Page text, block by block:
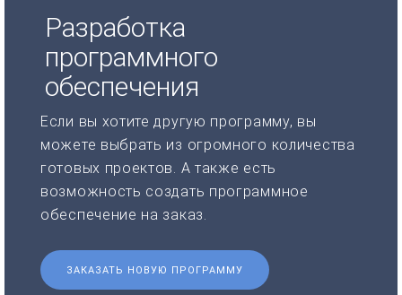
Разработка
программного
обеспечения
Если вы хотите другую программу, вы
можете выбрать из огромного количества
готовых проектов. А также есть
возможность создать программное
обеспечение на заказ.
ЗАКАЗАТЬ НОВУЮ ПРОГРАММУ